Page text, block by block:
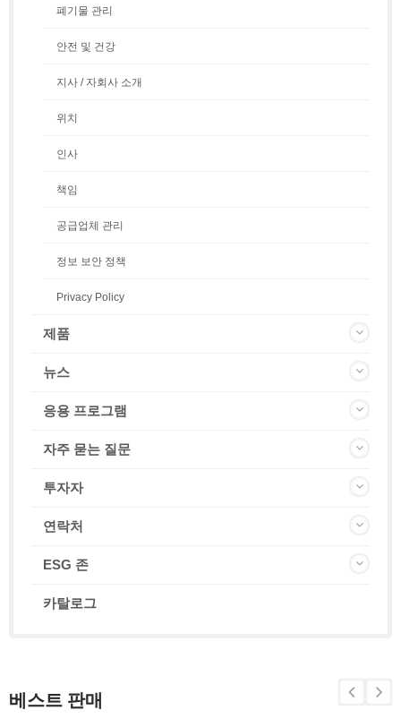
폐기물 관리
안전 및 건강
지사 / 자회사 소개
위치
인사
책임
공급업체 관리
정보 보안 정책
Privacy Policy
제품
뉴스
응용 프로그램
자주 묻는 질문
투자자
연락처
ESG 존
카탈로그
베스트 판매